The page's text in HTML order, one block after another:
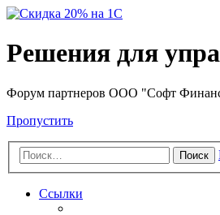
Решения для
Форум партнеров ООО "Софт
Пропустить
Поиск
Ссылки